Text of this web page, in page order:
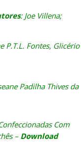
: Joe Villena;
P.T.L. Fontes, Glicério
Padilha Thives da
Com
– Download